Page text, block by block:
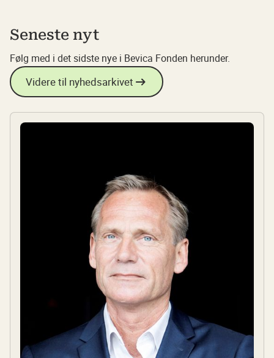
Seneste nyt
Følg med i det sidste nye i Bevica Fonden herunder.
Videre til nyhedsarkivet